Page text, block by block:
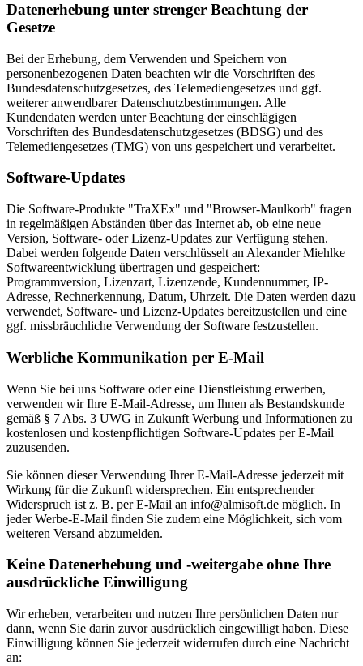
Datenerhebung unter strenger Beachtung der
Gesetze
Bei der Erhebung, dem Verwenden und Speichern von
personenbezogenen Daten beachten wir die Vorschriften des
Bundesdatenschutzgesetzes, des Telemediengesetzes und ggf.
weiterer anwendbarer Datenschutzbestimmungen. Alle
Kundendaten werden unter Beachtung der einschlägigen
Vorschriften des Bundesdatenschutzgesetzes (BDSG) und des
Telemediengesetzes (TMG) von uns gespeichert und verarbeitet.
Software-Updates
Die Software-Produkte "TraXEx" und "Browser-Maulkorb" fragen
in regelmäßigen Abständen über das Internet ab, ob eine neue
Version, Software- oder Lizenz-Updates zur Verfügung stehen.
Dabei werden folgende Daten verschlüsselt an Alexander Miehlke
Softwareentwicklung übertragen und gespeichert:
Programmversion, Lizenzart, Lizenzende, Kundennummer, IP-
Adresse, Rechnerkennung, Datum, Uhrzeit. Die Daten werden dazu
verwendet, Software- und Lizenz-Updates bereitzustellen und eine
ggf. missbräuchliche Verwendung der Software festzustellen.
Werbliche Kommunikation per E-Mail
Wenn Sie bei uns Software oder eine Dienstleistung erwerben,
verwenden wir Ihre E-Mail-Adresse, um Ihnen als Bestandskunde
gemäß § 7 Abs. 3 UWG in Zukunft Werbung und Informationen zu
kostenlosen und kostenpflichtigen Software-Updates per E-Mail
zuzusenden.
Sie können dieser Verwendung Ihrer E-Mail-Adresse jederzeit mit
Wirkung für die Zukunft widersprechen. Ein entsprechender
Widerspruch ist z. B. per E-Mail an info@almisoft.de möglich. In
jeder Werbe-E-Mail finden Sie zudem eine Möglichkeit, sich vom
weiteren Versand abzumelden.
Keine Datenerhebung und -weitergabe ohne Ihre
ausdrückliche Einwilligung
Wir erheben, verarbeiten und nutzen Ihre persönlichen Daten nur
dann, wenn Sie darin zuvor ausdrücklich eingewilligt haben. Diese
Einwilligung können Sie jederzeit widerrufen durch eine Nachricht
an: